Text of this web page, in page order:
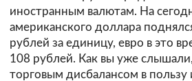
иностранным валютам. На
американского доллара
рублей за единицу, евро в это
108 рублей. Как вы уже слышали,
торговым дисбалансом в пользу